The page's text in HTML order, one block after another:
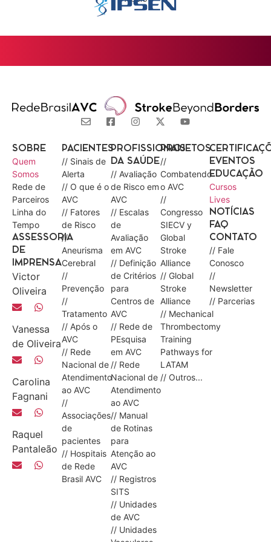
SOBRE
Quem
Somos
Rede de
Parceiros
Linha do
Tempo
ASSESSORIA
DE
IMPRENSA
Victor
Oliveira
Vanessa
de Oliveira
Carolina
Fagnani
Raquel
Pantaleão
PACIENTES
// Sinais de
Alerta
// O que é o
AVC
// Fatores
de Risco
//
Aneurisma
Cerebral
//
Prevenção
//
Tratamento
// Após o
AVC
// Rede
Nacional de
Atendimento
ao AVC
//
Associações
de
pacientes
// Hospitais
de Rede
Brasil AVC
PROFISSIONAIS
DA SAÚDE
// Avaliação
de Risco em
AVC
// Escalas
de
Avaliação
em AVC
// Definição
de Critérios
para
Centros de
AVC
// Rede de
PEsquisa
em AVC
// Rede
Nacional de
Atendimento
ao AVC
// Manual
de Rotinas
para
Atenção ao
AVC
// Registros
SITS
// Unidades
de AVC
// Unidades
PROJETOS
//
Combatendo
o AVC
//
Congresso
SIECV y
Global
Stroke
Alliance
// Global
Stroke
Alliance
// Mechanical
Thrombectomy
Training
Pathways for
LATAM
// Outros...
EVENTOS
EDUCAÇÃO
Cursos
Lives
NOTÍCIAS
FAQ
CONTATO
// Fale
Conosco
//
Newsletter
// Parcerias